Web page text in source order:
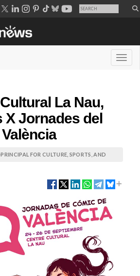
La Nau,
X Jornades del
FOR CULTURE, SPORTS, AND